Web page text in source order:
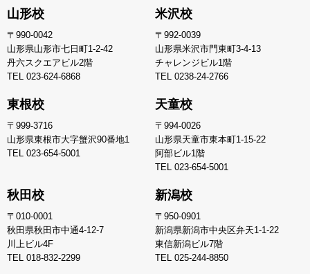
山形校
〒990-0042
山形県山形市七日町1-2-42
丹六スクエアビル2階
TEL 023-624-6868
米沢校
〒992-0039
山形県米沢市門東町3-4-13
チャレンジビル1階
TEL 0238-24-2766
東根校
〒999-3716
山形県東根市大字蟹沢90番地1
TEL 023-654-5001
天童校
〒994-0026
山形県天童市東本町1-15-22
阿部ビル1階
TEL 023-654-5001
秋田校
〒010-0001
秋田県秋田市中通4-12-7
川上ビル4F
TEL 018-832-2299
新潟校
〒950-0901
新潟県新潟市中央区弁天1-1-22
東信新潟ビル7階
TEL 025-244-8850